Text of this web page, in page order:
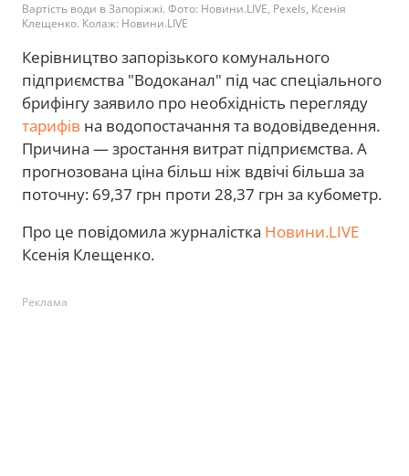
Вартість води в Запоріжжі. Фото: Новини.LIVE, Pexels, Ксенія
Клещенко. Колаж: Новини.LIVE
Керівництво запорізького комунального
підприємства "Водоканал" під час спеціального
брифінгу заявило про необхідність перегляду
тарифів на водопостачання та водовідведення.
Причина — зростання витрат підприємства. А
прогнозована ціна більш ніж вдвічі більша за
поточну: 69,37 грн проти 28,37 грн за кубометр.
Про це повідомила журналістка Новини.LIVE
Ксенія Клещенко.
Реклама